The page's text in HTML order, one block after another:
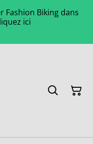
Fashion Biking dans
ici